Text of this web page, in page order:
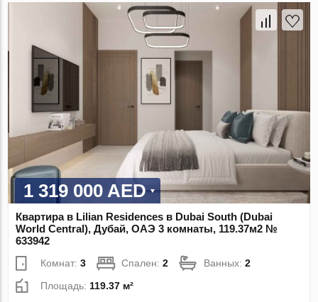
1 319 000 AED
Квартира в Lilian Residences в Dubai South (Dubai
World Central), Дубай, ОАЭ 3 комнаты, 119.37м2 №
633942
Комнат:3 Спален:2 Ванных:2
Площадь: 119.37 м²